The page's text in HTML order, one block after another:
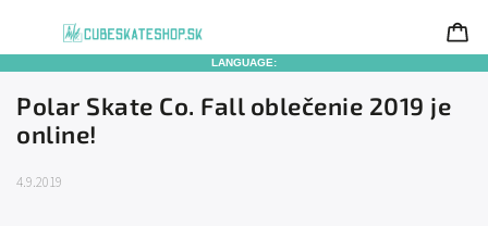
LANGUAGE:
Polar Skate Co. Fall oblečenie 2019 je
online!
4.9.2019